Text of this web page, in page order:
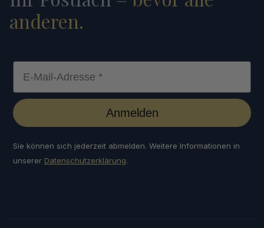
anderen.
E-Mail-Adresse *
Anmelden
Sie können sich jederzeit abmelden. Weitere Informationen in
unserer Datenschutzerklärung.